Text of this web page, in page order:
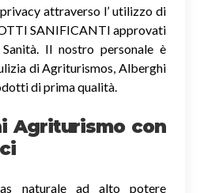
attraverso l’ utilizzo di
SANIFICANTI approvati
Il nostro personale è
di Agriturismos, Alberghi
di prima qualità.
Agriturismo con
naturale ad alto potere